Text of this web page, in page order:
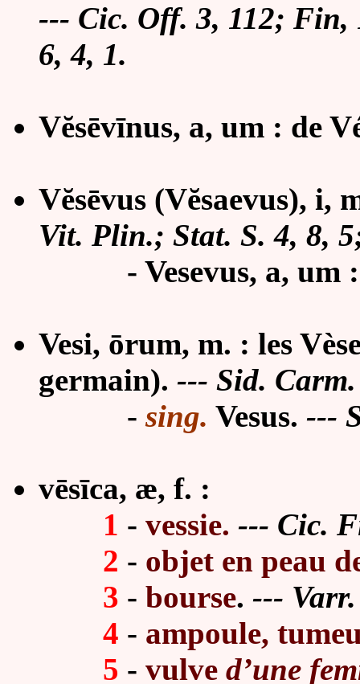
--- Cic. Off. 3, 112;
6, 4, 1.
Vĕsēvīnus, a, um : de
Vĕsēvus (Vĕsaevus), i,
Vit. Plin.; Stat. S. 4, 8,
- Vesevus, a, um :
Vesi, ōrum, m. : les
germain). --- Sid.
-sing. Vesus. ---
vēsīca, æ, f. :
1 - vessie. --- Cic.
2 - objet en peau
3 - bourse. ---
4 - ampoule,
5 - vulve d’une